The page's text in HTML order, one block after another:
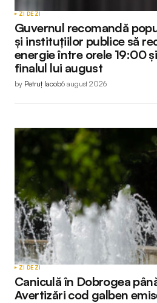
ZI DE ZI
Guvernul recomandă
și instituțiilor publice să
energie între orele 19:00
finalul lui august
by Petruț Iacob6 august 2026
ZI DE ZI
Caniculă în Dobrogea
Avertizări cod galben